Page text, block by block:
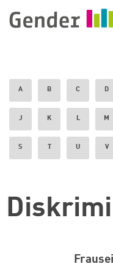
A B C D
J K L M
S U V